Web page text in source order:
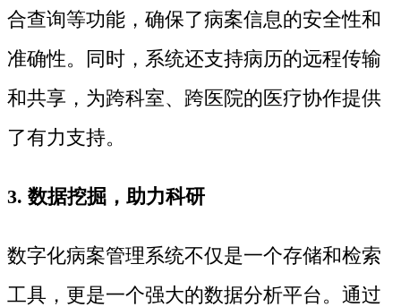
合查询等功能，确保了病案信息的安全性和
准确性。同时，系统还支持病历的远程传输
和共享，为跨科室、跨医院的医疗协作提供
了有力支持。
3. 数据挖掘，助力科研
数字化病案管理系统不仅是一个存储和检索
工具，更是一个强大的数据分析平台。通过